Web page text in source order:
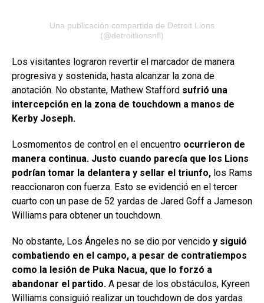
Una publicación compartida de Detroit Lions
(@detroitlionsnfl)
Los visitantes lograron revertir el marcador de manera
progresiva y sostenida, hasta alcanzar la zona de
anotación. No obstante, Mathew Stafford sufrió una
intercepción en la zona de touchdown a manos de
Kerby Joseph.
Losmomentos de control en el encuentro ocurrieron de
manera continua. Justo cuando parecía que los Lions
podrían tomar la delantera y sellar el triunfo, los Rams
reaccionaron con fuerza. Esto se evidenció en el tercer
cuarto con un pase de 52 yardas de Jared Goff a Jameson
Williams para obtener un touchdown.
No obstante, Los Ángeles no se dio por vencido y siguió
combatiendo en el campo, a pesar de contratiempos
como la lesión de Puka Nacua, que lo forzó a
abandonar el partido. A pesar de los obstáculos, Kyreen
Williams consiguió realizar un touchdown de dos yardas